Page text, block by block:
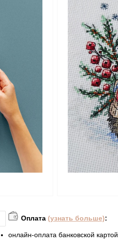
Оплата (узнать больше):
онлайн-оплата банковской картой